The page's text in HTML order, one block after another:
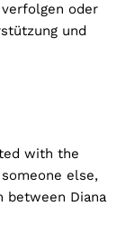
oder
und
with the
else,
between Diana